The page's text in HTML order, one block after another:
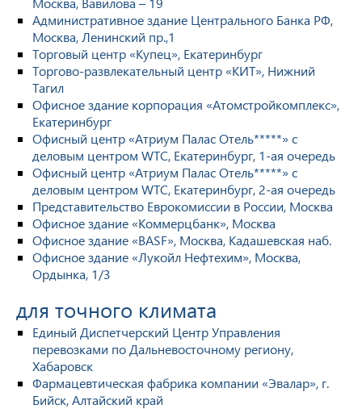
Административное здание Центрального Банка РФ,
Москва, Ленинский пр.,1
Торговый центр «Купец», Екатеринбург
Торгово-развлекательный центр «КИТ», Нижний
Тагил
Офисное здание корпорация «Атомстройкомплекс»,
Екатеринбург
Офисный центр «Атриум Палас Отель*****» с
деловым центром WTC, Екатеринбург, 1-ая очередь
Офисный центр «Атриум Палас Отель*****» с
деловым центром WTC, Екатеринбург, 2-ая очередь
Представительство Еврокомиссии в России, Москва
Офисное здание «Коммерцбанк», Москва
Офисное здание «BASF», Москва, Кадашевская наб.
Офисное здание «Лукойл Нефтехим», Москва,
Ордынка, 1/3
для точного климата
Единый Диспетчерский Центр Управления
перевозками по Дальневосточному региону,
Хабаровск
Фармацевтическая фабрика компании «Эвалар», г.
Бийск, Алтайский край